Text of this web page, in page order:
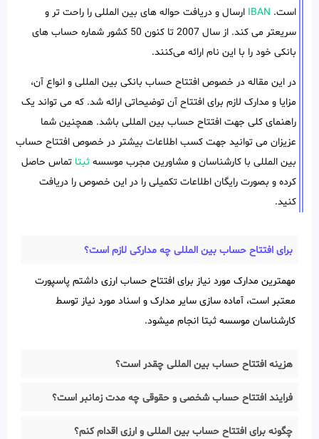
است. IBAN ارسال و دریافت حواله های بین المللی را راحت تر و
سریعتر می کند. از سال 2007 تا کنون 50 کشور شماره حساب های
بانکی خود را با این نام ارائه می‌کنند.
در این مقاله در خصوص افتتاح حساب بانکی بین المللی و انواع آن،
مزایا و مدارک لازم برای افتتاح آن توضیحاتی ارائه شد. که می تواند یک
راهنمای کلی جهت افتتاح حساب بین المللی باشد. همچنین شما
عزیزان می توانید جهت کسب اطلاعات بیشتر در خصوص افتتاح حساب
بین المللی با کارشناسان و مشاورین مجرب موسسه ثبتا تماس حاصل
کرده و بصورت رایگان اطلاعات تکمیلی را در این خصوص را دریافت
کنید.
برای افتتاح حساب بین المللی چه مدارکی لازم است؟
مهمترین مدارک مورد نیاز برای افتتاح حساب ارزی داشتم پاسپورت
معتبر است، آماده سازی سایر مدارک و اسناد مورد نیاز توسط
کارشناسان موسسه ثبتا انجام میشود.
هزینه افتتاح حساب بین المللی چقدر است؟
فرایند افتتاح حساب شخصی و حقوقی چه مدت زمانبر است؟
چگونه برای افتتاح حساب بین المللی و ارزی اقدام کنم؟